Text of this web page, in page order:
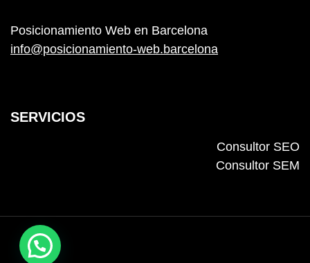
Posicionamiento Web en Barcelona
info@posicionamiento-web.barcelona
SERVICIOS
Consultor SEO
Consultor SEM